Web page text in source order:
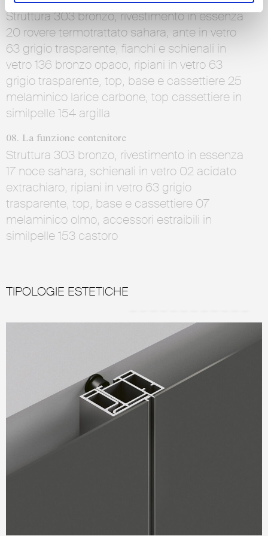
Struttura 303 bronzo, rivestimento in essenza
20 rovere termotrattato sahara, ante in vetro
63 grigio trasparente, fianchi e schienali in
vetro 136 bronzo opaco, ripiani in vetro 63
grigio trasparente, top, base e cassettiere 25
melaminico larice carbone, top cassettiere in
similpelle 154 argilla
08. La funzione contenitore
Struttura 303 bronzo, rivestimento in essenza
17 noce sahara, schienali in vetro 02 acidato
extrachiaro, ripiani in vetro 63 grigio
trasparente, top, base e cassettiere 07
melaminico olmo, accessori estraibili in
similpelle 153 castoro
TIPOLOGIE ESTETICHE